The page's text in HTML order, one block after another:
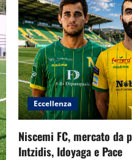
Eccellenza
Niscemi FC, mercato da
Intzidis, Idoyaga e Pace